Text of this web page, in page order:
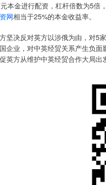
本金进行配资，杠杆倍数为5倍
网相当于25%的本金收益率。
决反对英方以涉俄为由，对5家
企业，对中英经贸关系产生负
英方从维护中英经贸合作大局